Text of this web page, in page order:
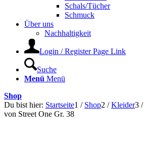
Schals/Tücher
Schmuck
Über uns
Nachhaltigkeit
Login / Register Page Link
Suche
Menü Menü
Shop
Du bist hier: Startseite1 / Shop2 / Kleider3 /
von Street One Gr. 38